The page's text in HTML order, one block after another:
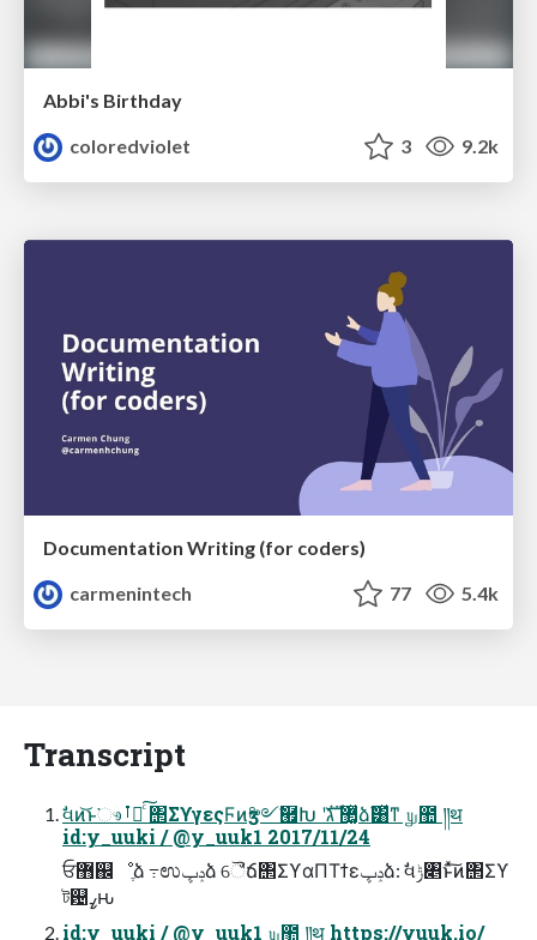
Abbi's Birthday
coloredviolet
3 9.2k
Documentation Writing (for coders)
carmenintech
77 5.4k
Transcript
ࣗવͷ͝ͱ͘ෳࡶԽͨ͠ ΢ΣϒγεςϜͷӡ༻ࣗ཯Խ ʹ޲͚ͯ גࣜձࣾ͸ͯͳ ௶಺ ༎थ
id:y_uuki / @y_uuk1 2017/11/24
ਓ޻஌ೳֶձ ߹ಉݚڀձ ୈ̏ճ΢ΣϒαΠΤϯεݚڀձ: ࣗવݱ৅ͱͯ͠ͷ΢Σϒ
ট଴ߨԋ
id:y_uuki / @y_uuk1 ௶಺ ༎थ https://yuuk.io/